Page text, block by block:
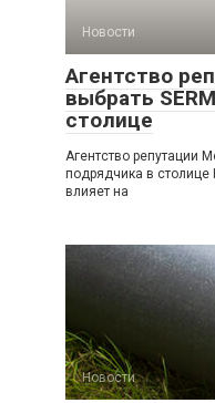
Новости
Агентство
выбрать
столице
Агентство репутации
подрядчика в столице
влияет на
Новости